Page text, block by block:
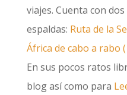
viajes. Cuenta con
espaldas: Ruta de la
África de cabo a rabo
En sus pocos ratos
blog así como para